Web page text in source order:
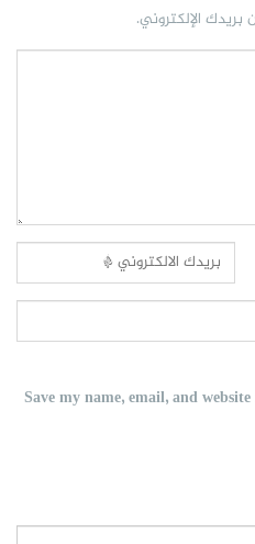
الإلكتروني.
Save my name, email, and